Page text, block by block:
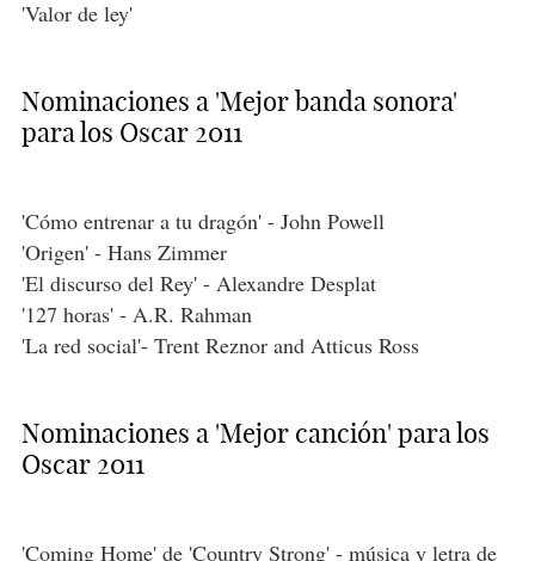
'Valor de ley'
Nominaciones a 'Mejor banda sonora'
para los Oscar 2011
'Cómo entrenar a tu dragón' - John Powell
'Origen' - Hans Zimmer
'El discurso del Rey' - Alexandre Desplat
'127 horas' - A.R. Rahman
'La red social'- Trent Reznor and Atticus Ross
Nominaciones a 'Mejor canción' para los
Oscar 2011
'Coming Home' de 'Country Strong' - música y letra de